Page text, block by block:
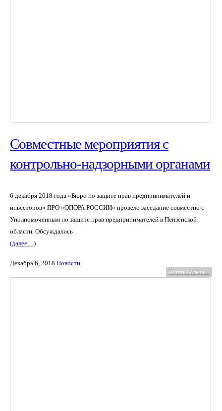
Совместные мероприятия с
контрольно-надзорными органами
6 декабря 2018 года «Бюро по защите прав предпринимателей и
инвесторов» ПРО «ОПОРА РОССИИ» провело заседание совместно с
Уполномоченным по защите прав предпринимателей в Пензенской
области. Обсуждались
(далее…)
Декабрь 6, 2018 Новости
Читать больше...